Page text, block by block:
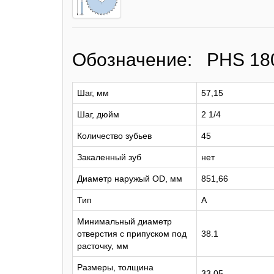
Обозначение: PHS
Шаг, мм 57,15
Шаг, дюйм 2 1/4
Количество зубьев 45
Закаленный зуб нет
Диаметр наружый OD, мм 851,66
Тип A
Минимальный диаметр
отверстия с припуском под
расточку, мм
38.1
Размеры, толщина